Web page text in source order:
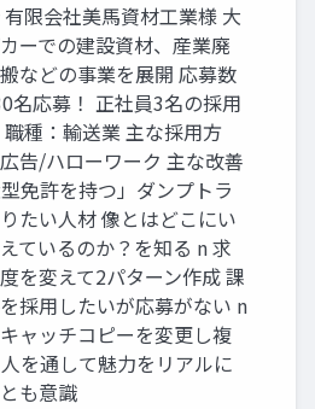
限会社美馬資材工業様 大
ーでの建設資材、産業廃
などの事業を展開 応募数
名応募！ 正社員3名の採用
種：輸送業 主な採用方
告/ハローワーク 主な改善
免許を持つ」ダンプトラ
たい人材 像とはどこにい
ているのか？を知る n 求
を変えて2パターン作成 課
採用したいが応募がない n
ャッチコピーを変更し複
を通して魅力をリアルに
も意識